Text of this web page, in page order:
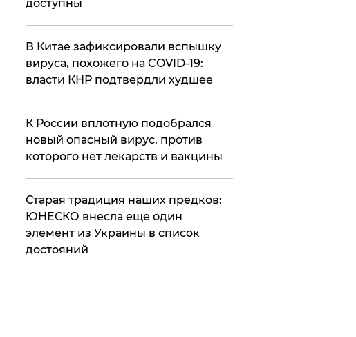
доступны
В Китае зафиксировали вспышку
вируса, похожего на COVID-19:
власти КНР подтвердли худшее
К России вплотную подобрался
новый опасный вирус, против
которого нет лекарств и вакцины
​Старая традиция наших предков:
ЮНЕСКО внесла еще один
элемент из Украины в список
достояний